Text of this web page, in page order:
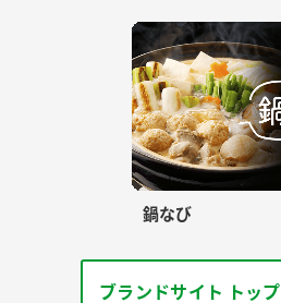
鍋なび
ブランドサイト トップ